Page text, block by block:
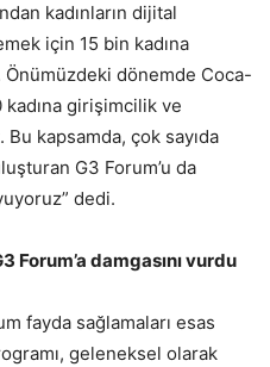
kadınların dijital
için 15 bin kadına
dönemde Coca-
kadına girişimcilik ve
kapsamda, çok sayıda
G3 Forum’u da
dedi.
Forum’a damgasını vurdu
fayda sağlamaları esas
geleneksel olarak